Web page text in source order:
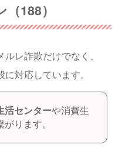
188）
ルレ詐欺だけでなく、
対応しています。
活センターや消費生
ります。